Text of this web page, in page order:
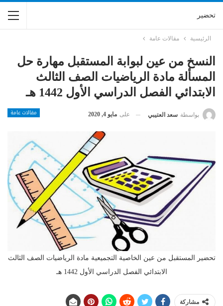
تحضير
الرئيسية مقالات عامة
النسخ من عين لبوابة المستقبل مهارة حل
المسألة مادة الرياضيات الصف الثالث
الابتدائي الفصل الدراسي الأول 1442 هـ
مقالات عامة بواسطة سعد العتيبي على مايو 4, 2020
تحضير المستقبل من عين الخاصية التجميعية مادة الرياضيات الصف الثالث
الابتدائي الفصل الدراسي الأول 1442 هـ
مشاركة